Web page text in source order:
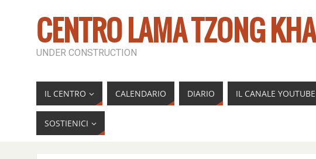
CENTRO LAMA TZONG
UNDER CONSTRUCTION
IL CENTRO CALENDARIO DIARIO IL CANALE YOUTUBE
SOSTIENICI